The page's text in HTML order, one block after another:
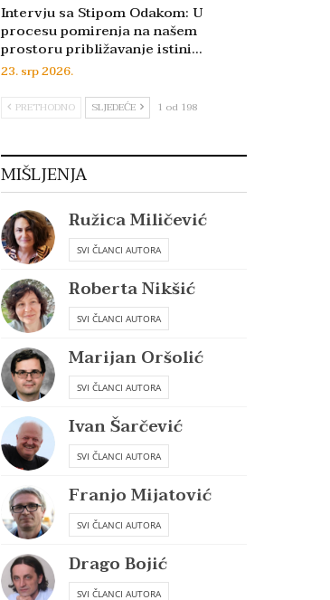
Intervju sa Stipom Odakom: U
procesu pomirenja na našem
prostoru približavanje istini…
23. srp 2026.
PRETHODNO SLJEDEĆE 1 od 198
MIŠLJENJA
Ružica Miličević
SVI ČLANCI AUTORA
Roberta Nikšić
SVI ČLANCI AUTORA
Marijan Oršolić
SVI ČLANCI AUTORA
Ivan Šarčević
SVI ČLANCI AUTORA
Franjo Mijatović
SVI ČLANCI AUTORA
Drago Bojić
SVI ČLANCI AUTORA